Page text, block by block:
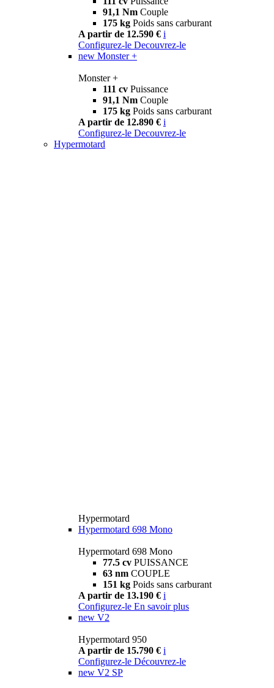
91,1 Nm Couple
175 kg Poids sans carburant
A partir de 12.590 € i
Configurez-le Decouvrez-le
new Monster +
Monster +
111 cv Puissance
91,1 Nm Couple
175 kg Poids sans carburant
A partir de 12.890 € i
Configurez-le Decouvrez-le
Hypermotard
Hypermotard
Hypermotard 698 Mono
Hypermotard 698 Mono
77.5 cv PUISSANCE
63 nm COUPLE
151 kg Poids sans carburant
A partir de 13.190 € i
Configurez-le En savoir plus
new V2
Hypermotard 950
A partir de 15.790 € i
Configurez-le Découvrez-le
new V2 SP